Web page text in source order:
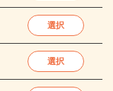
選択
選択